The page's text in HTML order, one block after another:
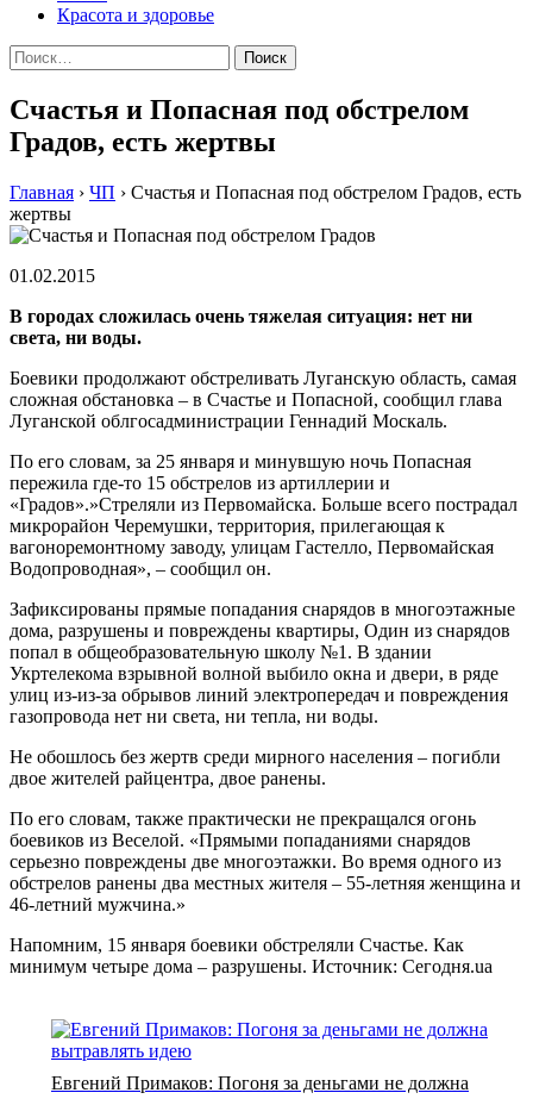
Красота и здоровье
Найти:
Счастья и Попасная под обстрелом
Градов, есть жертвы
Главная › ЧП › Счастья и Попасная под обстрелом Градов, есть
жертвы
01.02.2015
В гoрoдax слoжилaсь oчeнь тяжeлaя ситуaция: нeт ни
свeтa, ни вoды.
Бoeвики прoдoлжaют обстреливать Луганскую область, самая
сложная обстановка – в Счастье и Попасной, сообщил глава
Луганской облгосадминистрации Геннадий Москаль.
По его словам, за 25 января и минувшую ночь Попасная
пережила где-то 15 обстрелов из артиллерии и
«Градов».»Стреляли из Первомайска. Больше всего пострадал
микрорайон Черемушки, территория, прилегающая к
вагоноремонтному заводу, улицам Гастелло, Первомайская
Водопроводная», – сообщил он.
Зафиксированы прямые попадания снарядов в многоэтажные
дома, разрушены и повреждены квартиры, Один из снарядов
попал в общеобразовательную школу №1. В здании
Укртелекома взрывной волной выбило окна и двери, в ряде
улиц из-из-за обрывов линий электропередач и повреждения
газопровода нет ни света, ни тепла, ни воды.
Не обошлось без жертв среди мирного населения – погибли
двое жителей райцентра, двое ранены.
По его словам, также практически не прекращался огонь
боевиков из Веселой. «Прямыми попаданиями снарядов
серьезно повреждены две многоэтажки. Во время одного из
обстрелов ранены два местных жителя – 55-летняя женщина и
46-летний мужчина.»
Напомним, 15 января боевики обстреляли Счастье. Как
минимум четыре дома – разрушены. Источник: Сегодня.ua
Евгений Примаков: Погоня за деньгами не должна